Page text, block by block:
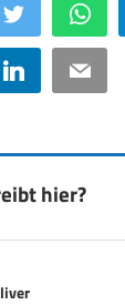
Twitter
LinkedIn Email
hier?